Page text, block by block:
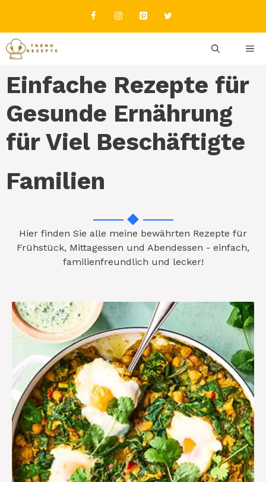
Einfache Rezepte für
Gesunde Ernährung
für Viel Beschäftigte
Familien
Hier finden Sie alle meine bewährten Rezepte für
Frühstück, Mittagessen und Abendessen - einfach,
familienfreundlich und lecker!